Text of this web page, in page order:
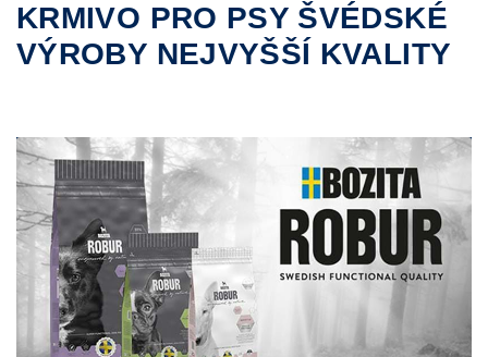
KRMIVO PRO PSY ŠVÉDSKÉ
VÝROBY NEJVYŠŠÍ KVALITY